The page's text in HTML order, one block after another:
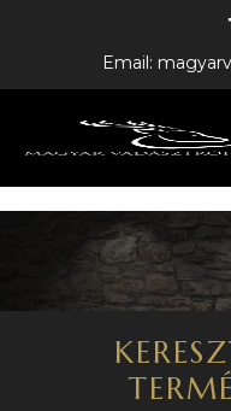
Email:
KEZDŐLAP
BEMUTATKOZÁS
FELAJÁNLÓINK